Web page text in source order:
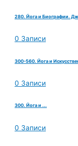
280. Йога и Биографии.
0 Записи
300-560. Йога и
0 Записи
300. Йога и ...
0 Записи